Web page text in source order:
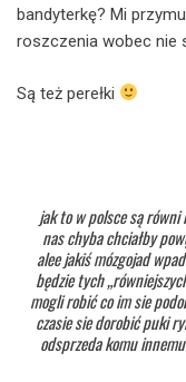
bandyterkę? Mi
roszczenia wobec nie
Są też perełki
jak to w polsce są równi
nas chyba chciałby
alee jakiś mózgojad
będzie tych
mogli robić co im sie
czasie sie dorobić puki
odsprzeda komu